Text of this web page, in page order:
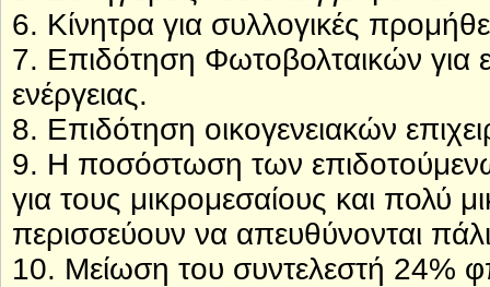
6. Κίνητρα για συλλογικές
7. Επιδότηση Φωτοβολταικών για
ενέργειας.
8. Επιδότηση οικογενειακών
9. Η ποσόστωση των
για τους μικρομεσαίους και πολύ
περισσεύουν να απευθύνονται
10. Μείωση του συντελεστή 24%